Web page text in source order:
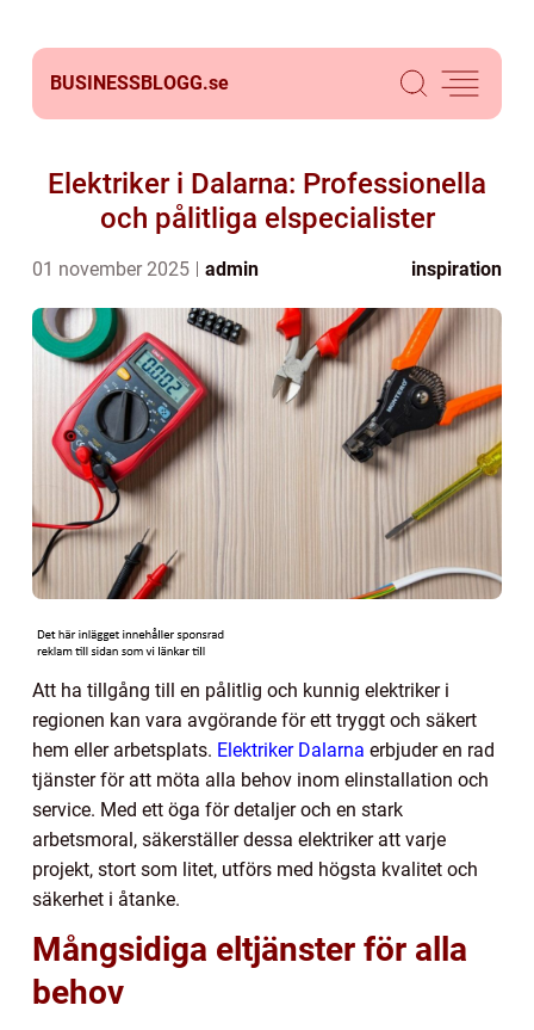
BUSINESSBLOGG.se
Elektriker i Dalarna: Professionella
och pålitliga elspecialister
01 november 2025 admin inspiration
Att ha tillgång till en pålitlig och kunnig elektriker i
regionen kan vara avgörande för ett tryggt och säkert
hem eller arbetsplats. Elektriker Dalarna erbjuder en rad
tjänster för att möta alla behov inom elinstallation och
service. Med ett öga för detaljer och en stark
arbetsmoral, säkerställer dessa elektriker att varje
projekt, stort som litet, utförs med högsta kvalitet och
säkerhet i åtanke.
Mångsidiga eltjänster för alla
behov